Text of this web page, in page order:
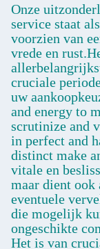
Onze
service staat
voorzien van
vrede en
cruciale
uw
and energy to
scrutinize and
in perfect and
distinct make
vitale en
maar dient ook
eventuele
die mogelijk
ongeschikte
Het is van